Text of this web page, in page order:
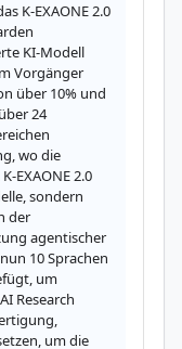
K-EXAONE 2.0
KI-Modell
Vorgänger
über 10% und
24
wo die
EXAONE 2.0
sondern
der
agentischer
10 Sprachen
um
Research
um die